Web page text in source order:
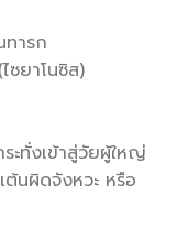
ทารก
ซยาโนซิส)
ะทั่งเข้าสู่วัยผู้ใหญ่
ต้นผิดจังหวะ หรือ